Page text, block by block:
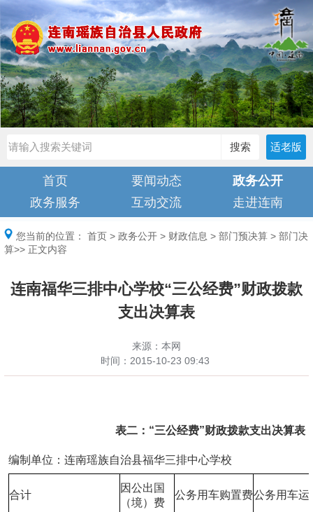
搜索 适老版
首页 要闻动态
政务公开
政务服务
互动交流 走进连南
您当前的位置： 首页 > 政务公开 > 财政信息 > 部门预决算 > 部门决
算>> 正文内容
连南福华三排中心学校“三公经费”财政拨款
支出决算表
来源：本网
时间： 2015-10-23 09:43
表二：“三公经费”财政拨款支出决算表
编制单位：连南瑶族自治县福华三排中心学校
合计
因公出国
（境）费
公务用车购置费公务用车运